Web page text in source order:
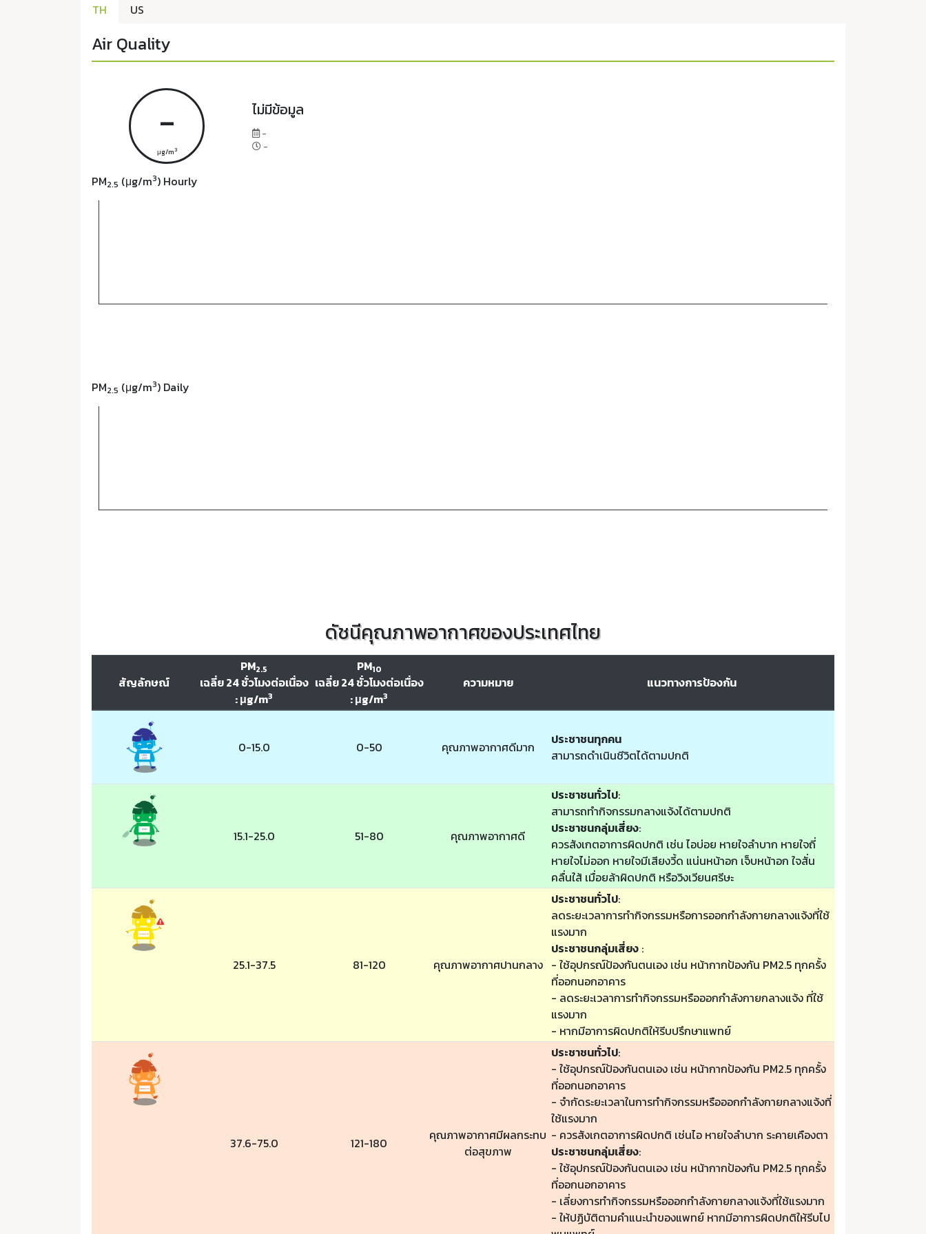
TH US
Air Quality
-
μg/m3
ไม่มีข้อมูล
-
-
PM2.5 (μg/m3) Hourly
PM2.5 (μg/m3) Daily
ดัชนีคุณภาพอากาศของประเทศไทย
สัญลักษณ์
PM2.5
เฉลี่ย 24 ชั่วโมงต่อเนื่อง
: μg/m3
PM10
เฉลี่ย 24 ชั่วโมงต่อเนื่อง
: μg/m3
ความหมาย แนวทางการป้องกัน
0-15.0 0-50 คุณภาพอากาศดีมาก
ประชาชนทุกคน
สามารถดำเนินชีวิตได้ตามปกติ
15.1-25.0 51-80 คุณภาพอากาศดี
ประชาชนทั่วไป:
สามารถทำกิจกรรมกลางแจ้งได้ตามปกติ
ประชาชนกลุ่มเสี่ยง:
ควรสังเกตอาการผิดปกติ เช่น ไอบ่อย หายใจลำบาก หายใจถี่
หายใจไม่ออก หายใจมีเสียงวี้ด แน่นหน้าอก เจ็บหน้าอก ใจสั่น
คลื่นใส้ เมื่อยล้าผิดปกติ หรือวิงเวียนศรีษะ
25.1-37.5 81-120 คุณภาพอากาศปานกลาง
ประชาชนทั่วไป:
ลดระยะเวลาการทำกิจกรรมหรือการออกกำลังกายกลางแจ้งที่ใช้
แรงมาก
ประชาชนกลุ่มเสี่ยง :
- ใช้อุปกรณ์ป้องกันตนเอง เช่น หน้ากากป้องกัน PM2.5 ทุกครั้ง
ที่ออกนอกอาคาร
- ลดระยะเวลาการทำกิจกรรมหรือออกกำลังกายกลางแจ้ง ที่ใช้
แรงมาก
- หากมีอาการผิดปกติให้รีบปรึกษาแพทย์
37.6-75.0 121-180
คุณภาพอากาศมีผลกระทบ
ต่อสุขภาพ
ประชาชนทั่วไป:
- ใช้อุปกรณ์ป้องกันตนเอง เช่น หน้ากากป้องกัน PM2.5 ทุกครั้ง
ที่ออกนอกอาคาร
- จำกัดระยะเวลาในการทำกิจกรรมหรือออกกำลังกายกลางแจ้งที่
ใช้แรงมาก
- ควรสังเกตอาการผิดปกติ เช่นไอ หายใจลำบาก ระคายเคืองตา
ประชาชนกลุ่มเสี่ยง:
- ใช้อุปกรณ์ป้องกันตนเอง เช่น หน้ากากป้องกัน PM2.5 ทุกครั้ง
ที่ออกนอกอาคาร
- เลี่ยงการทำกิจกรรมหรือออกกำลังกายกลางแจ้งที่ใช้แรงมาก
- ให้ปฏิบัติตามคำแนะนำของแพทย์ หากมีอาการผิดปกติให้รีบไป